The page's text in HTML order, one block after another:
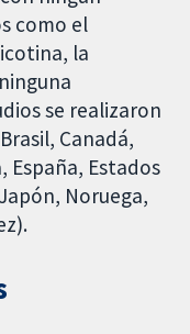
como el
la
se realizaron
Canadá,
España, Estados
Noruega,